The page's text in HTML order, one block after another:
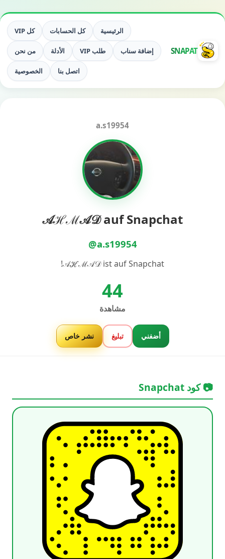
SNAPAT
الرئيسية كل الحسابات كل VIP
إضافة سناب طلب VIP الأدلة من نحن
اتصل بنا الخصوصية
a.s19954
𝒜ℋℳ𝒜𝒟 auf Snapchat
@a.s19954
𝒜ℋℳ𝒜𝒟 ist auf Snapchat!
44
مشاهدة
أضفني تبليغ نشر خاص
📷 كود Snapchat